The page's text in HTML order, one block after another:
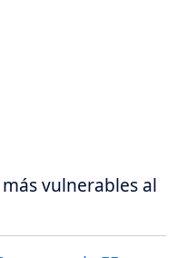
vulnerables al